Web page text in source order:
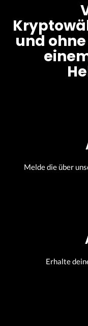
und
Melde die über
Erhalte